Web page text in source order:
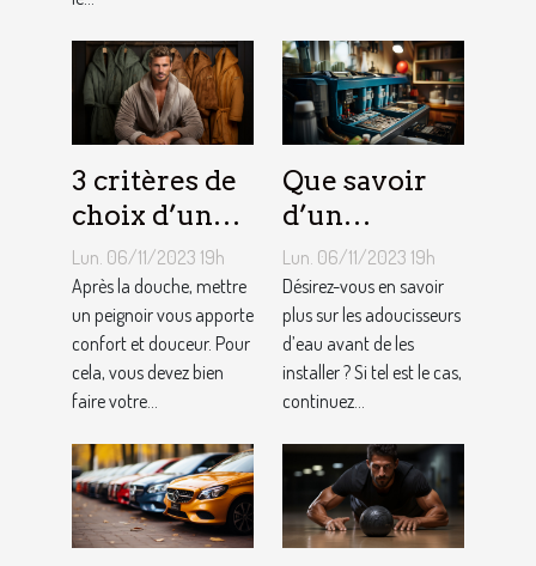
3 critères de
choix d’un
peignoir de
bain pour
homme ?
Lun. 06/11/2023 19h
Après la douche, mettre
un peignoir vous apporte
confort et douceur. Pour
cela, vous devez bien
faire votre...
Que savoir
d’un
adoucisseur
d’eau ?
Lun. 06/11/2023 19h
Désirez-vous en savoir
plus sur les adoucisseurs
d’eau avant de les
installer ? Si tel est le cas,
continuez...